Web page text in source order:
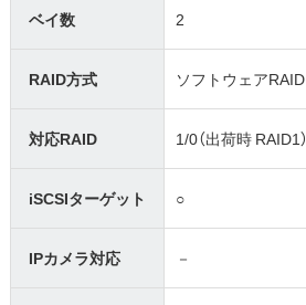
ベイ数 2
RAID方式 ソフトウェアRAID
対応RAID 1/0（出荷時 RAID1）
iSCSIターゲット ○
IPカメラ対応 －